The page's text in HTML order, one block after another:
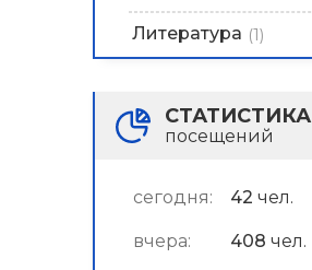
Литература (1)
СТАТИСТИКА
посещений
сегодня: 42 чел.
вчера: 408 чел.